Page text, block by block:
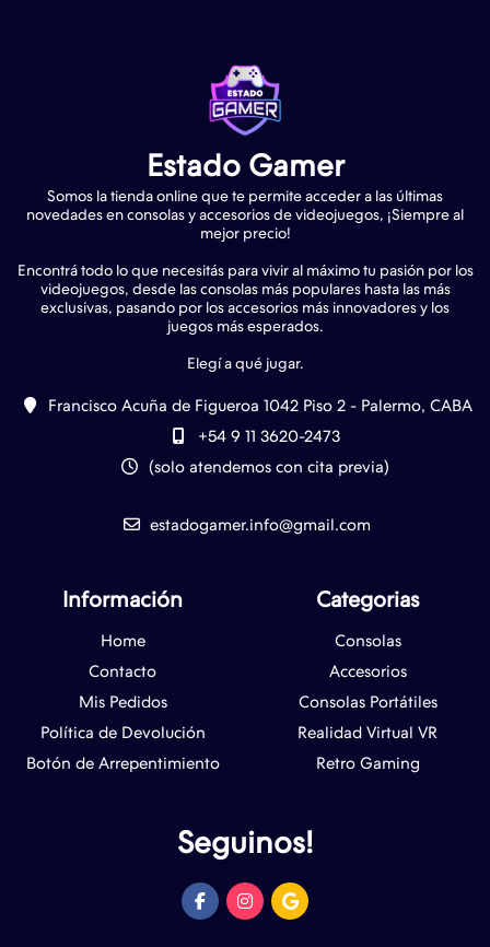
Estado Gamer
Somos la tienda online que te permite acceder a las últimas
novedades en consolas y accesorios de videojuegos, ¡Siempre al
mejor precio!
Encontrá todo lo que necesitás para vivir al máximo tu pasión por los
videojuegos, desde las consolas más populares hasta las más
exclusivas, pasando por los accesorios más innovadores y los
juegos más esperados.
Francisco Acuña de Figueroa 1042 Piso 2 - Palermo, CABA
+54 9 11 3620-2473
(solo atendemos con cita previa)
estadogamer.info@gmail.com
Información
Home
Contacto
Mis Pedidos
Política de Devolución
Botón de Arrepentimiento
Categorias
Consolas
Accesorios
Consolas Portátiles
Realidad Virtual VR
Retro Gaming
Seguinos!